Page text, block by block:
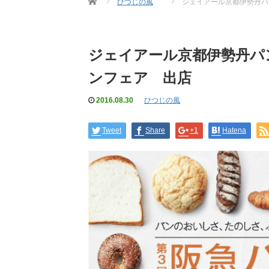
ひつじの風 ジェイアール京都伊勢丹
ジェイアール京都伊勢丹
ンフェア 出店
2016.08.30 ひつじの風
Tweet Share +1 Hatena